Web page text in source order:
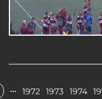
… 1972 1973 1974